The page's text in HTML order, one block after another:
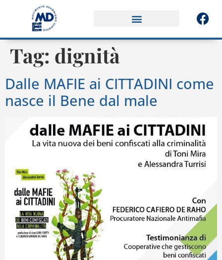
Tag: dignità
Dalle MAFIE ai CITTADINI come
nasce il Bene dal male